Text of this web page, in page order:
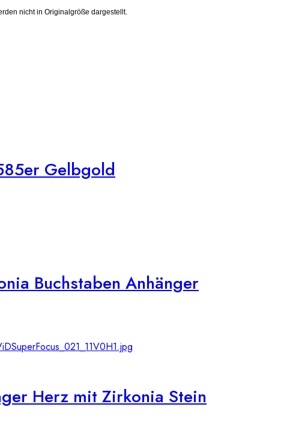
nicht in Originalgröße dargestellt.
Gelbgold
Buchstaben Anhänger
Herz mit Zirkonia Stein